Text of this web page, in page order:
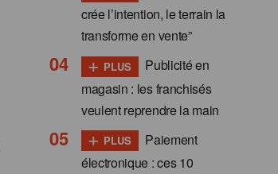
crée l’intention, le terrain la
transforme en vente”
+ PLUS
Publicité en
magasin : les franchisés
veulent reprendre la main
+ PLUS
Paiement
électronique : ces 10